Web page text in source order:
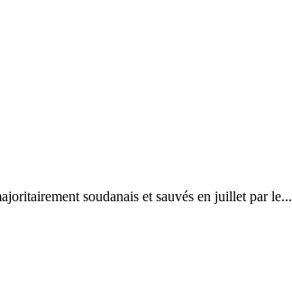
soudanais et sauvés en juillet par le...